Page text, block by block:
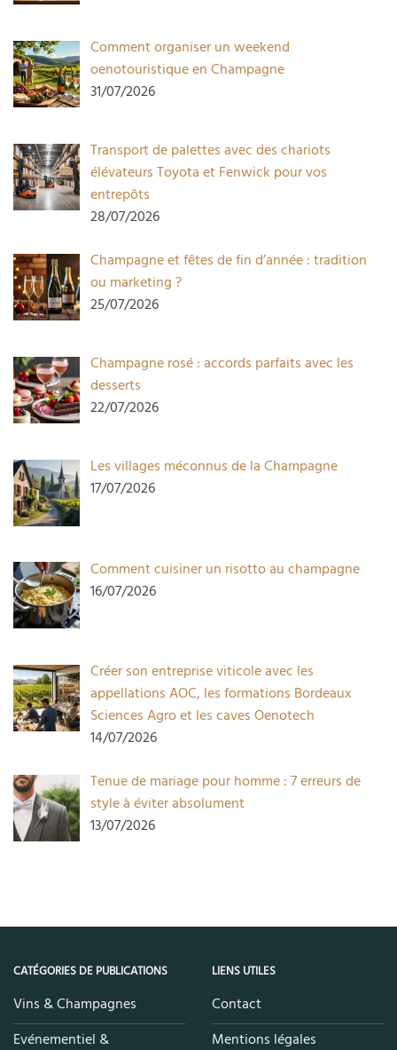
Comment organiser un weekend
oenotouristique en Champagne
31/07/2026
Transport de palettes avec des chariots
élévateurs Toyota et Fenwick pour vos
entrepôts
28/07/2026
Champagne et fêtes de fin d’année : tradition
ou marketing ?
25/07/2026
Champagne rosé : accords parfaits avec les
desserts
22/07/2026
Les villages méconnus de la Champagne
17/07/2026
Comment cuisiner un risotto au champagne
16/07/2026
Créer son entreprise viticole avec les
appellations AOC, les formations Bordeaux
Sciences Agro et les caves Oenotech
14/07/2026
Tenue de mariage pour homme : 7 erreurs de
style à éviter absolument
13/07/2026
CATÉGORIES DE PUBLICATIONS
Vins & Champagnes
Evénementiel &
LIENS UTILES
Contact
Mentions légales